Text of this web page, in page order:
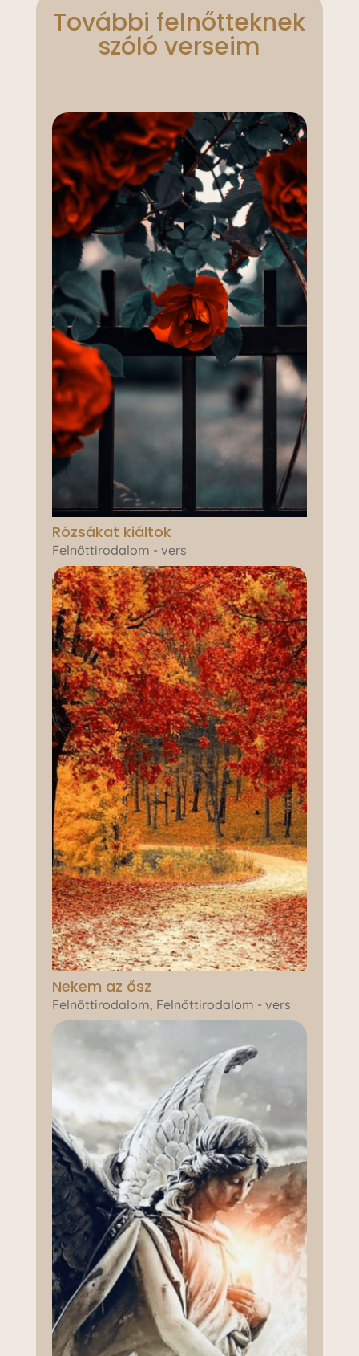
További felnőtteknek
szóló verseim
Rózsákat kiáltok
Felnőttirodalom - vers
Nekem az ősz
Felnőttirodalom, Felnőttirodalom - vers